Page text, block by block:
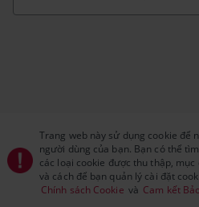
Trang web này sử dụng cookie để
người dùng của bạn. Bạn có thể
các loại cookie được thu thập,
và cách để bạn quản lý cài đặt
Chính sách Cookie và Cam kết